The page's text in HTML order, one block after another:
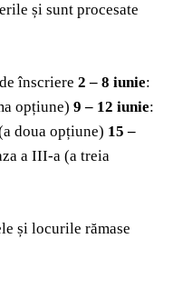
și sunt procesate
înscriere 2 – 8 iunie:
opțiune) 9 – 12 iunie:
doua opțiune) 15 –
a III‑a (a treia
și locurile rămase